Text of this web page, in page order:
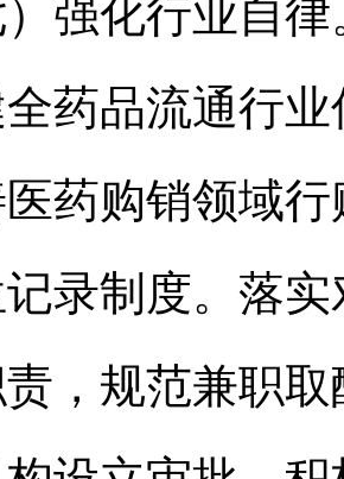
化行业自律
药品流通行
药购销领域
录制度。落
，规范兼职